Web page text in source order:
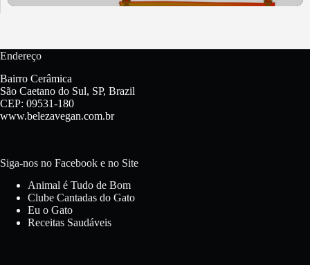
Endereço
Bairro Cerâmica
São Caetano do Sul, SP, Brazil
CEP: 09531-180
www.belezavegan.com.br
Siga-nos no Facebook e no Site
Animal é Tudo de Bom
Clube Cantadas do Gato
Eu o Gato
Receitas Saudáveis